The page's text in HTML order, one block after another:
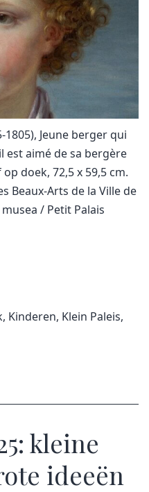
1805), Jeune berger qui
aimé de sa bergère
doek, 72,5 x 59,5 cm.
Beaux-Arts de la Ville de
/ Petit Palais
, Kinderen, Klein Paleis,
kleine
ideeën